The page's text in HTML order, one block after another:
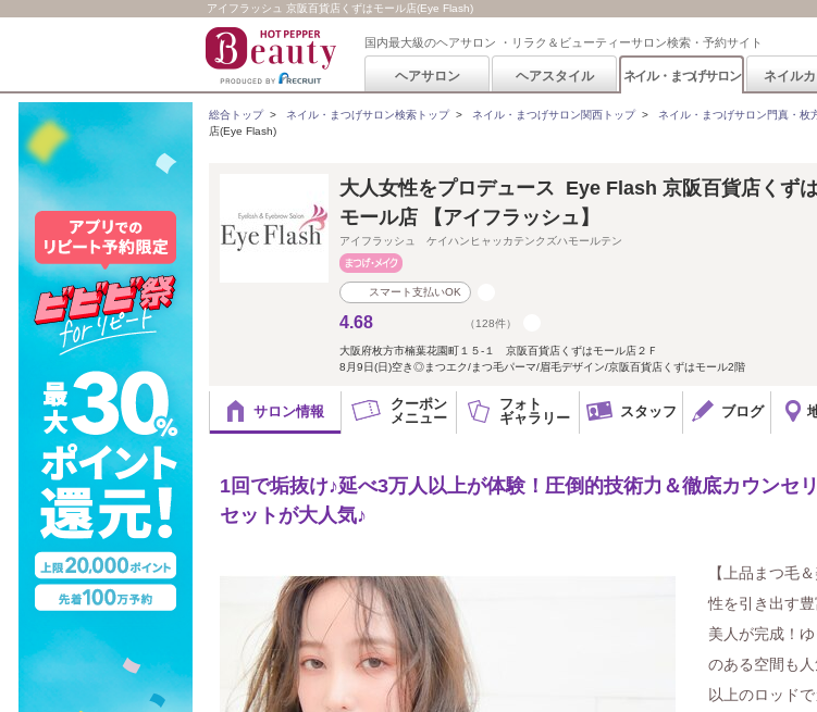
アイフラッシュ 京阪百貨店くずはモール店(Eye Flash)
国内最大級のヘアサロン ・リラク＆ビューティーサロン検索・予約サイト
ヘアサロン ヘアスタイル ネイル・まつげサロン ネイル
総合トップ> ネイル・まつげサロン検索トップ> ネイル・まつげサロン関西トップ> ネイル・まつげサロン門真・枚
店(Eye Flash)
大人女性をプロデュース Eye Flash 京阪百貨店くず
モール店 【アイフラッシュ】
アイフラッシュ ケイハンヒャッカテンクズハモールテン
スマート支払いOK
4.68 （128件）
大阪府枚方市楠葉花園町１５‐１ 京阪百貨店くずはモール店２Ｆ
8月9日(日)空き◎まつエク/まつ毛パーマ/眉毛デザイン/京阪百貨店くずはモール2階
サロン情報
クーポン
メニュー
フォト
ギャラリー
スタッフ ブログ
1回で垢抜け♪延べ3万人以上が体験！圧倒的技術力＆徹底カウンセ
セットが大人気♪
【上品まつ毛
性を引き出す
美人が完成！
のある空間も
以上のロッド